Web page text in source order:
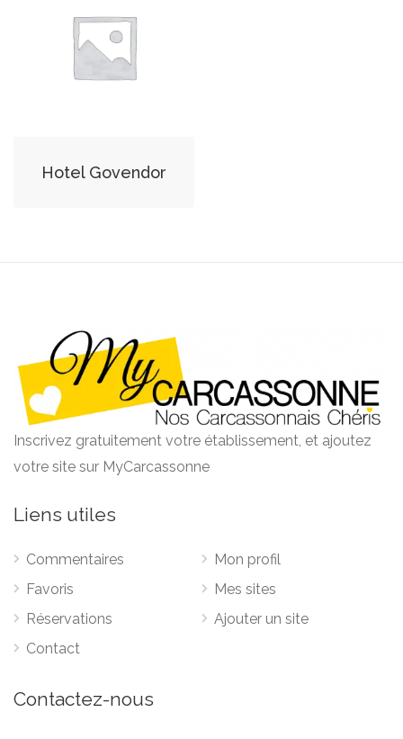
Hotel Govendor
Inscrivez gratuitement votre établissement, et ajoutez
votre site sur MyCarcassonne
Liens utiles
Commentaires
Favoris
Réservations
Contact
Mon profil
Mes sites
Ajouter un site
Contactez-nous